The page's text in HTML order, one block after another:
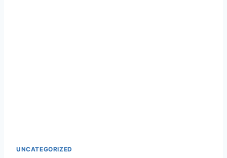
UNCATEGORIZED